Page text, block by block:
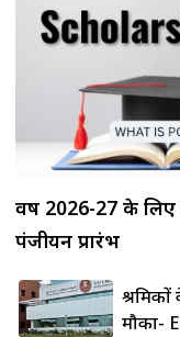
वर्ष 2026-27 के लिए
पंजीयन प्रारंभ
मौका-